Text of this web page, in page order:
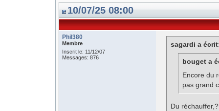
10/07/25 08:00
Phil380
Membre
Inscrit le: 11/12/07
Messages: 876
sagardi a
bouget a
Encore du
pas grand
Du